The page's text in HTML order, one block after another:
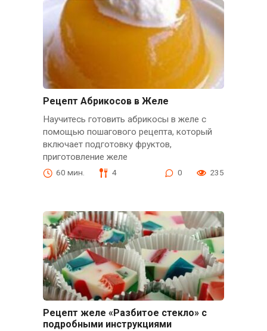
Рецепт Абрикосов в Желе
Научитесь готовить абрикосы в желе с
помощью пошагового рецепта, который
включает подготовку фруктов,
приготовление желе
60 мин. 4 0 235
Рецепт желе «Разбитое стекло» с
подробными инструкциями